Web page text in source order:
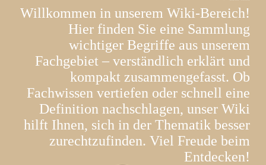
Willkommen in unserem Wiki-Bereich!
Hier finden Sie eine Sammlung
wichtiger Begriffe aus unserem
Fachgebiet – verständlich erklärt und
kompakt zusammengefasst. Ob
Fachwissen vertiefen oder schnell eine
Definition nachschlagen, unser Wiki
hilft Ihnen, sich in der Thematik besser
zurechtzufinden. Viel Freude beim
Entdecken!